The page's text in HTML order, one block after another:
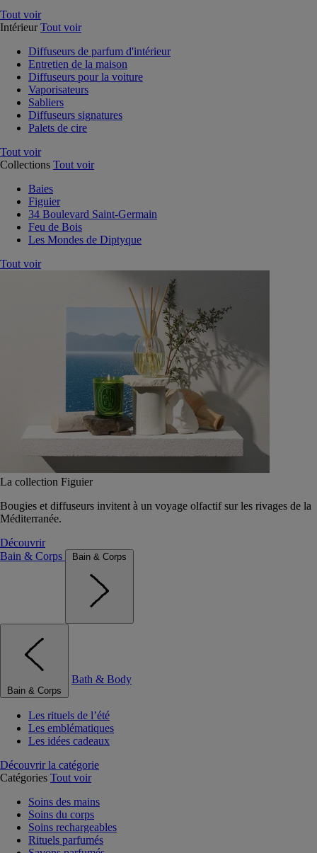
Tout voir
Intérieur Tout voir
Diffuseurs de parfum d'intérieur
Entretien de la maison
Diffuseurs pour la voiture
Vaporisateurs
Sabliers
Diffuseurs signatures
Palets de cire
Tout voir
Collections Tout voir
Baies
Figuier
34 Boulevard Saint-Germain
Feu de Bois
Les Mondes de Diptyque
Tout voir
La collection Figuier
Bougies et diffuseurs invitent à un voyage olfactif sur les rivages de la
Méditerranée.
Découvrir
Bain & Corps
Bain & Corps
Bain & Corps
Bath & Body
Les rituels de l’été
Les emblématiques
Les idées cadeaux
Découvrir la catégorie
Catégories Tout voir
Soins des mains
Soins du corps
Soins rechargeables
Rituels parfumés